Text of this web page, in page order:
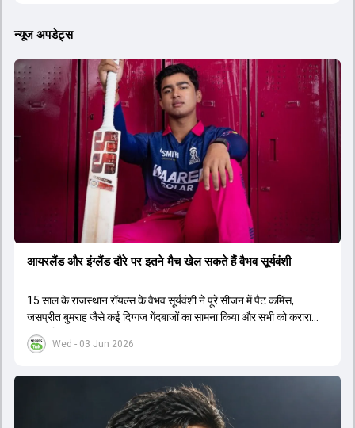
न्यूज अपडेट्स
Wed - 03 Jun 2026
आयरलैंड और इंग्लैंड दौरे पर इतने मैच खेल सकते हैं वैभव सूर्यवंशी
15 साल के राजस्थान रॉयल्स के वैभव सूर्यवंशी ने पूरे सीजन में पैट कमिंस,
जसप्रीत बुमराह जैसे कई द‍िग्गज गेंदबाजों का सामना किया और सभी को करारा
जवाब द‍िया.